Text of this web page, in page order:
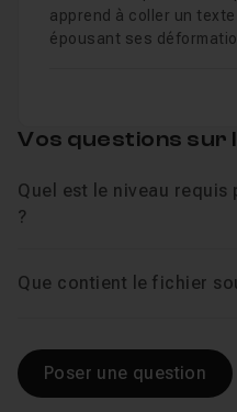
apprend à coller un
épousant ses
Vos questions sur
Quel est le niveau requis
?
Que contient le fichier
Poser une question